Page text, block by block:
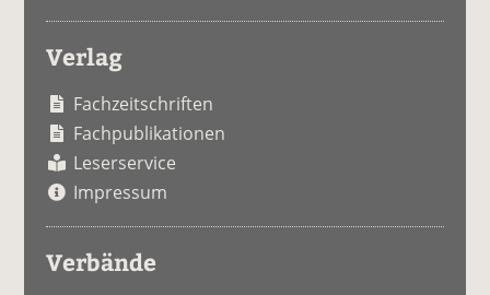
Verlag
Fachzeitschriften
Fachpublikationen
Leserservice
Impressum
Verbände